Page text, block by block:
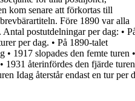
kom senare att förkortas till
Före 1890 var alla
Antal postutdelningar per dag: •
perdag. • På 1890-talet
• 1917 slopades den femte turen •
• 1931 återinfördes den fjärde turen
Idag återstår endast en tur per